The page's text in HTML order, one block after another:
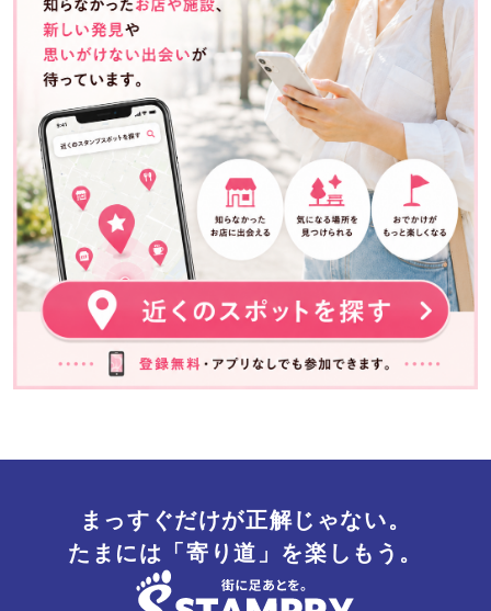
まっすぐだけが正解じゃない。
たまには「寄り道」を楽しもう。